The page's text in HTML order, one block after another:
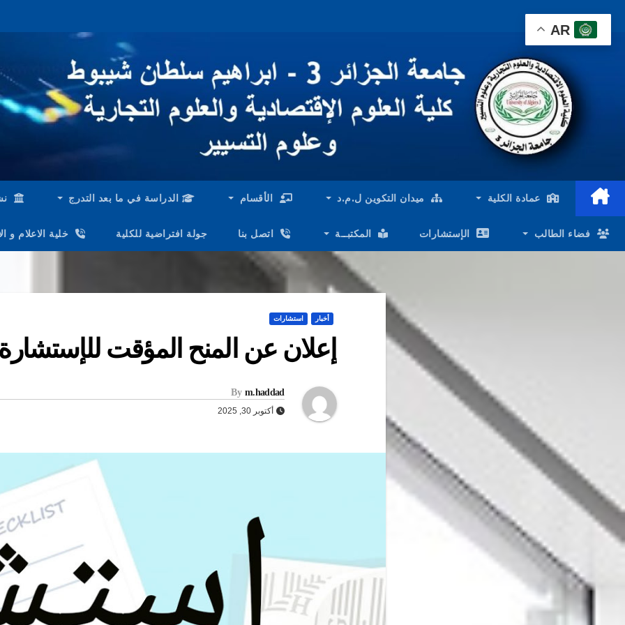
عمادة الكلية ميدان التكوين ل.م.د الأقسام الدراسة في ما بعد التدرج
فضاء الطالب الإستشارات المكتبــة اتصل بنا جولة افتراضية للكلية خلية الاعلام و
أخبار استشارات
إعلان عن المنح المؤقت للإستشارة -
By m.haddad
أكتوبر 30, 2025
AR